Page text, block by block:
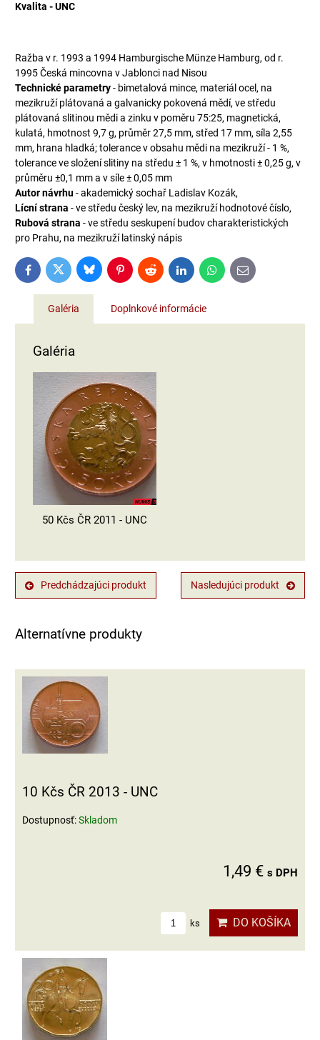
Kvalita - UNC
Ražba v r. 1993 a 1994 Hamburgische Münze Hamburg, od r.
1995 Česká mincovna v Jablonci nad Nisou
Technické parametry- bimetalová mince, materiál ocel, na
mezikruží plátovaná a galvanicky pokovená mědí, ve středu
plátovaná slitinou mědi a zinku v poměru 75:25, magnetická,
kulatá, hmotnost 9,7 g, průměr 27,5 mm, střed 17 mm, síla 2,55
mm, hrana hladká; tolerance v obsahu mědi na mezikruží - 1 %,
tolerance ve složení slitiny na středu ± 1 %, v hmotnosti ± 0,25 g, v
průměru ±0,1 mm a v síle ± 0,05 mm
Autor návrhu- akademický sochař Ladislav Kozák,
Lícní strana - ve středu český lev, na mezikruží hodnotové číslo,
Rubová strana - ve středu seskupení budov charakteristických
pro Prahu, na mezikruží latinský nápis
FacebookTwitter BlueskyPinterestReddit LinkedInWhatsApp
E-
mail
Galéria Doplnkové informácie
Galéria
50 Kčs ČR 2011 - UNC
Predchádzajúci produkt Nasledujúci produkt
Alternatívne produkty
10 Kčs ČR 2013 - UNC
Dostupnosť:Skladom
1,49 € s DPH
ks DO KOŠÍKA